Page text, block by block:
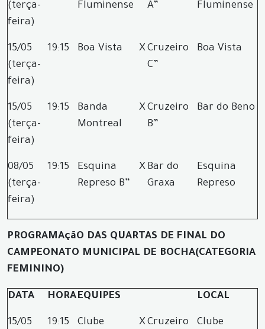
(terça-
feira)
Fluminense
A”
Fluminense
15/05
(terça-
feira)
19:15 Boa Vista XCruzeiro
C”
Boa Vista
15/05
(terça-
feira)
19:15
Banda
Montreal
XCruzeiro
B”
Bar do Beno
08/05
(terça-
feira)
19:15
Esquina
Represo B”
X Bar do
Graxa
Esquina
Represo
PROGRAMAçãO DAS QUARTAS DE FINAL DO
CAMPEONATO MUNICIPAL DE BOCHA(CATEGORIA
FEMININO)
DATA HORAEQUIPES LOCAL
15/05
19:15
Clube
XCruzeiro
Clube